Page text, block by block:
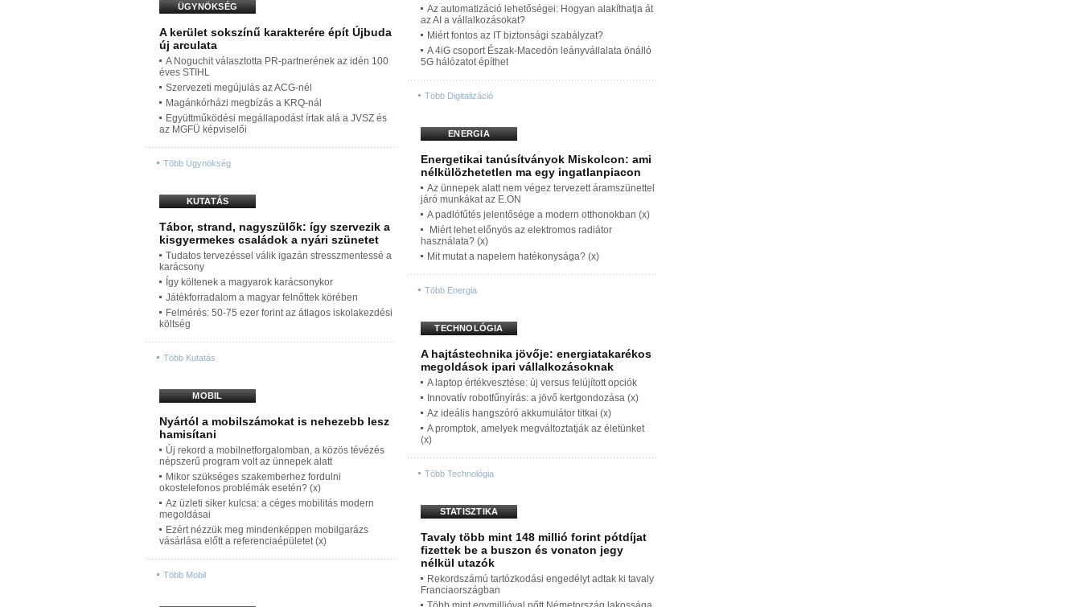
ÜGYNÖKSÉG
A kerület sokszínű karakterére épít Újbuda
új arculata
A Noguchit választotta PR-partnerének az idén 100
éves STIHL
Szervezeti megújulás az ACG-nél
Magánkórházi megbízás a KRQ-nál
Együttműködési megállapodást írtak alá a JVSZ és
az MGFÜ képviselői
Több Ügynökség
KUTATÁS
Tábor, strand, nagyszülők: így szervezik a
kisgyermekes családok a nyári szünetet
Tudatos tervezéssel válik igazán stresszmentessé a
karácsony
Így költenek a magyarok karácsonykor
Játékforradalom a magyar felnőttek körében
Felmérés: 50-75 ezer forint az átlagos iskolakezdési
költség
Több Kutatás
MOBIL
Nyártól a mobilszámokat is nehezebb lesz
hamisítani
Új rekord a mobilnetforgalomban, a közös tévézés
népszerű program volt az ünnepek alatt
Mikor szükséges szakemberhez fordulni
okostelefonos problémák esetén? (x)
Az üzleti siker kulcsa: a céges mobilitás modern
megoldásai
Ezért nézzük meg mindenképpen mobilgarázs
vásárlása előtt a referenciaépületet (x)
Több Mobil
Az automatizáció lehetőségei: Hogyan alakíthatja át
az AI a vállalkozásokat?
Miért fontos az IT biztonsági szabályzat?
A 4iG csoport Észak-Macedón leányvállalata önálló
5G hálózatot építhet
Több Digitalizáció
ENERGIA
Energetikai tanúsítványok Miskolcon: ami
nélkülözhetetlen ma egy ingatlanpiacon
Az ünnepek alatt nem végez tervezett áramszünettel
járó munkákat az E.ON
A padlófűtés jelentősége a modern otthonokban (x)
Miért lehet előnyös az elektromos radiátor
használata? (x)
Mit mutat a napelem hatékonysága? (x)
Több Energia
TECHNOLÓGIA
A hajtástechnika jövője: energiatakarékos
megoldások ipari vállalkozásoknak
A laptop értékvesztése: új versus felújított opciók
Innovatív robotfűnyírás: a jövő kertgondozása (x)
Az ideális hangszóró akkumulátor titkai (x)
A promptok, amelyek megváltoztatják az életünket
(x)
Több Technológia
STATISZTIKA
Tavaly több mint 148 millió forint pótdíjat
fizettek be a buszon és vonaton jegy
nélkül utazók
Rekordszámú tartózkodási engedélyt adtak ki tavaly
Franciaországban